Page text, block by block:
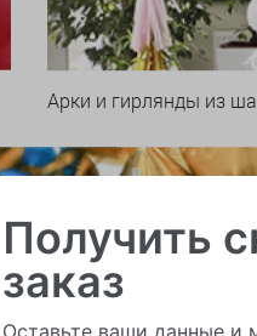
Арки и гирлянды из
Получить
заказ
Оставьте ваши данные